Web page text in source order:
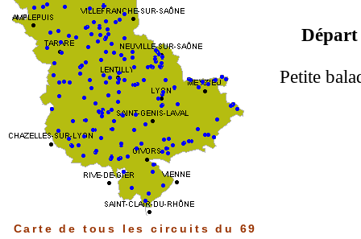
Carte de tous les circuits du 69
Petite